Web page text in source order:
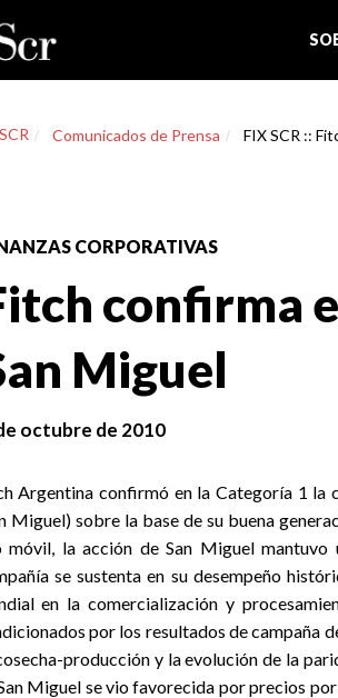
Comunicados de Prensa FIX SCR ::
CORPORATIVAS
confirma
Miguel
octubre de 2010
Argentina confirmó en la Categoría 1 la
Miguel) sobre la base de su buena
móvil, la acción de San Miguel
se sustenta en su desempeño
en la comercialización y
por los resultados de campaña
producción y la evolución de la
Miguel se vio favorecida por precios